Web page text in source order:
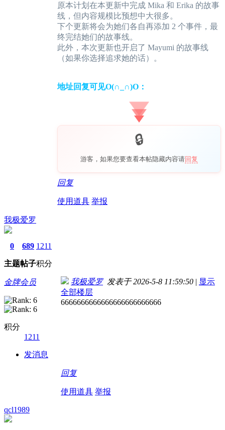
原本计划在本更新中完成 Mika 和 Erika 的故事
线，但内容规模比预想中大很多。
下个更新将会为她们各自再添加 2 个事件，最
终完结她们的故事线。
此外，本次更新也开启了 Mayumi 的故事线
（如果你选择追求她的话）。
地址回复可见O(∩_∩)O：
游客，如果您要查看本帖隐藏内容请回复
回复
使用道具 举报
我极爱罗
0
主题
689
帖子
1211
积分
金牌会员
积分
1211
发消息
我极爱罗发表于 2026-5-8 11:59:50 | 显示
全部楼层
6666666666666666666666666
回复
使用道具 举报
qcl1989